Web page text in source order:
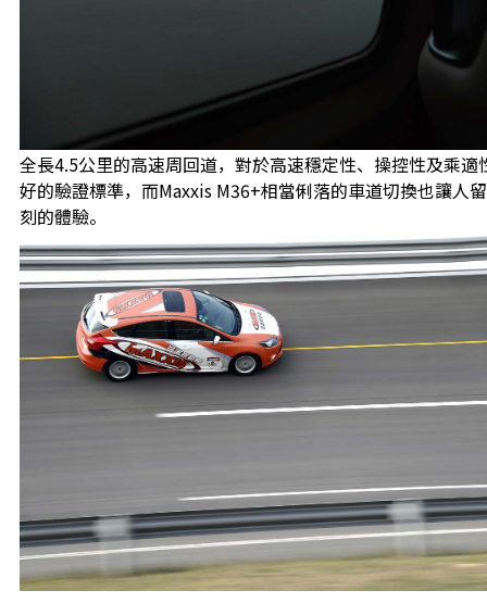
全長4.5公里的高速周回道，對於高速穩定性、操控性及乘適
好的驗證標準，而Maxxis M36+相當俐落的車道切換也讓人
刻的體驗。